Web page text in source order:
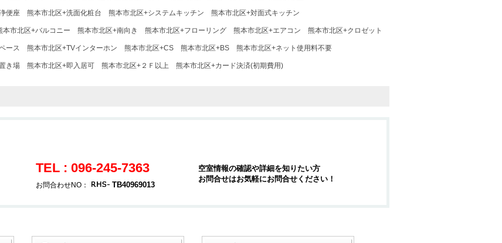
便座 熊本市北区+洗面化粧台 熊本市北区+システムキッチン 熊本市北区+対面式キッチン
本市北区+バルコニー 熊本市北区+南向き 熊本市北区+フローリング 熊本市北区+エアコン 熊本市北区+クロゼット
ース 熊本市北区+TVインターホン 熊本市北区+CS 熊本市北区+BS 熊本市北区+ネット使用料不要
き場 熊本市北区+即入居可 熊本市北区+２Ｆ以上 熊本市北区+カード決済(初期費用)
TEL : 096-245-7363
お問合わせNO： TB40969013
空室情報の確認や詳細を知りたい方
お問合せはお気軽にお問合せください！